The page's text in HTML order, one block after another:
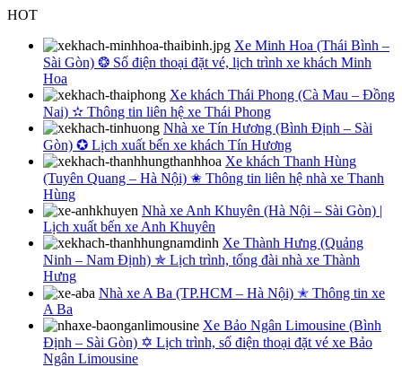
Skip
content
HOT
Xe Minh Hoa (Thái Bình –
Sài Gòn) ❂ Số điện thoại đặt vé, lịch trình xe khách Minh
Hoa
Xe khách Thái Phong (Cà Mau – Đồng
Nai) ✫ Thông tin liên hệ xe Thái Phong
Nhà xe Tín Hương (Bình Định – Sài
Gòn) ✪ Lịch xuất bến xe khách Tín Hương
Xe khách Thanh Hùng
(Tuyên Quang – Hà Nội) ✬ Thông tin liên hệ nhà xe Thanh
Hùng
Nhà xe Anh Khuyên (Hà Nội – Sài Gòn) |
Lịch xuất bến xe Anh Khuyên
Xe Thành Hưng (Quảng
Ninh – Nam Định) ✯ Lịch trình, tổng đài nhà xe Thành
Hưng
Nhà xe A Ba (TP.HCM – Hà Nội) ✭ Thông tin xe
A Ba
Xe Bảo Ngân Limousine (Bình
Định – Sài Gòn) ✡ Lịch trình, số điện thoại đặt vé xe Bảo
Ngân Limousine